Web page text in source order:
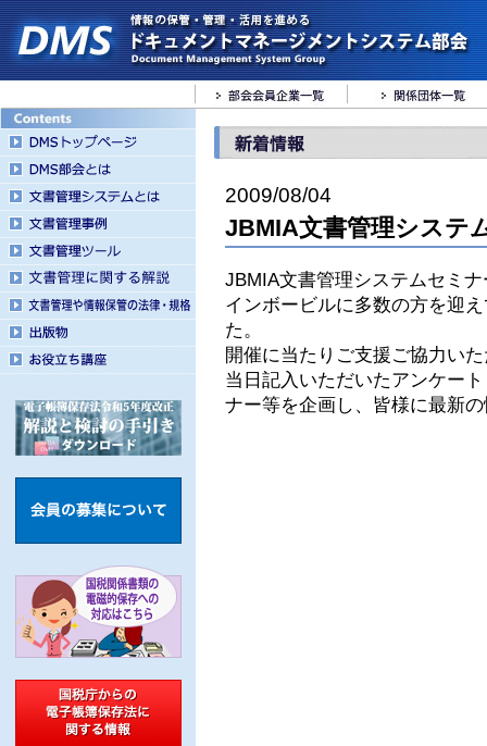
2009/08/04
JBMIA文書管理システ
JBMIA文書管理システムセミ
インボービルに多数の方を迎
た。
開催に当たりご支援ご協力い
当日記入いただいたアンケー
ナー等を企画し、皆様に最新